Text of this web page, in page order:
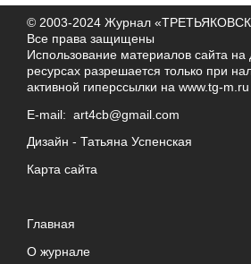
© 2003-2024 Журнал
Все права защищены
Использование материалов сайта на
ресурсах разрешается только при
активной гиперссылки на www.tg-m.ru
E-mail: art4cb@gmail.com
Дизайн - Татьяна Успенская
Карта сайта
Главная
О журнале